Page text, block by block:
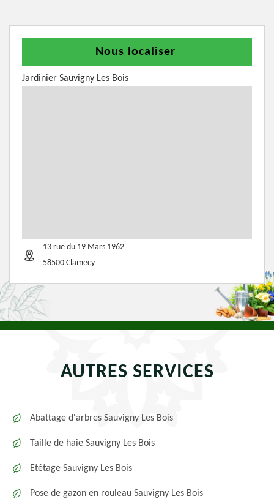
Nous localiser
Jardinier Sauvigny Les Bois
13 rue du 19 Mars 1962
58500 Clamecy
AUTRES SERVICES
Abattage d'arbres Sauvigny Les Bois
Taille de haie Sauvigny Les Bois
Etêtage Sauvigny Les Bois
Pose de gazon en rouleau Sauvigny Les Bois